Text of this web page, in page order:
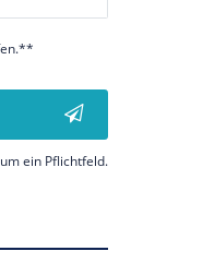
ein Pflichtfeld.